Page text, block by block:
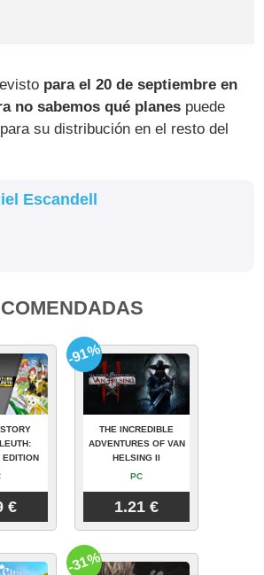
para el 20 de septiembre en
no sabemos qué planes puede
su distribución en el resto del
Escandell
€
THE INCREDIBLE
ADVENTURES OF VAN
HELSING II
PC
1.21 €
-91%
-31%